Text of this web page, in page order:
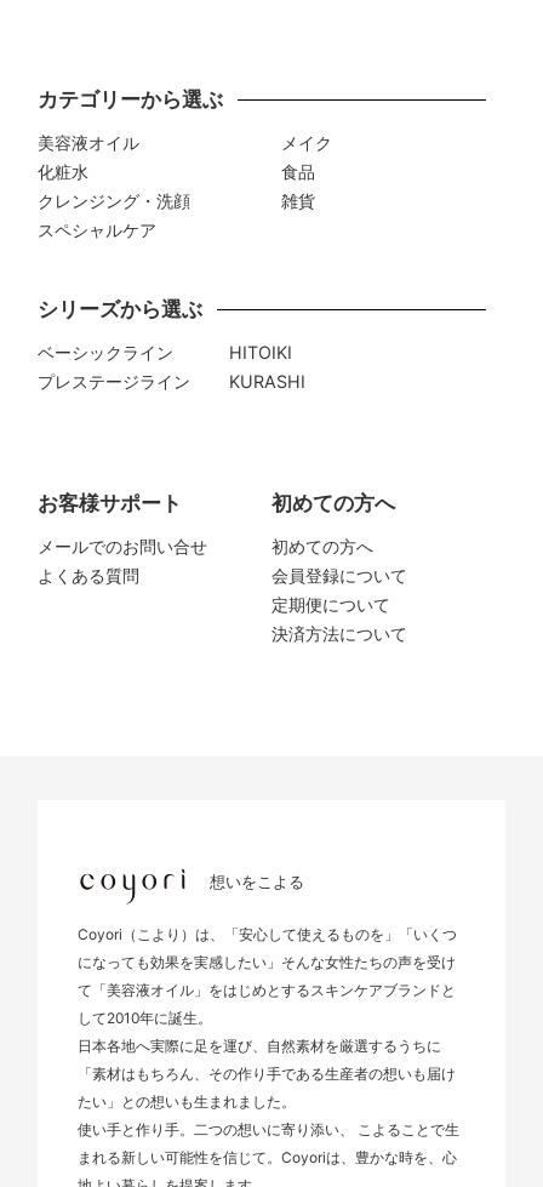
カテゴリーから選ぶ
美容液オイル
化粧水
クレンジング・洗顔
スペシャルケア
メイク
食品
雑貨
シリーズから選ぶ
ベーシックライン
プレステージライン
HITOIKI
KURASHI
お客様サポート
メールでのお問い合せ
よくある質問
初めての方へ
初めての方へ
会員登録について
定期便について
決済方法について
想いをこよる
Coyori（こより）は、「安心して使えるものを」「いくつ
になっても効果を実感したい」そんな女性たちの声を受け
て「美容液オイル」をはじめとするスキンケアブランドと
して2010年に誕生。
日本各地へ実際に足を運び、自然素材を厳選するうちに
「素材はもちろん、その作り手である生産者の想いも届け
たい」との想いも生まれました。
使い手と作り手。二つの想いに寄り添い、 こよることで生
まれる新しい可能性を信じて。Coyoriは、豊かな時を、心